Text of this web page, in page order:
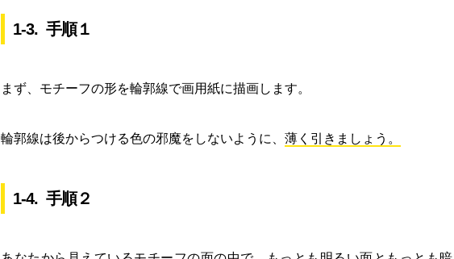
1-3. 手順１
まず、モチーフの形を輪郭線で画用紙に描画します。
輪郭線は後からつける色の邪魔をしないように、薄く引きましょう。
1-4. 手順２